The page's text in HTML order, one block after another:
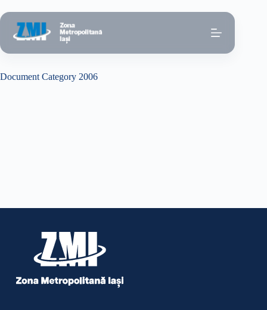
la
conținut
Document Category 2006